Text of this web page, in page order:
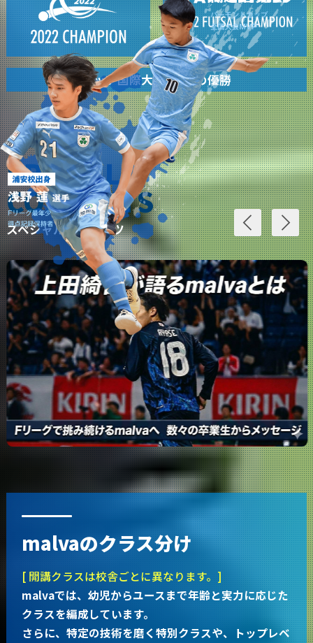
カップ国際大会で2度の優勝
SPECIAL
CONTENTS
スペシャルコンテンツ
malvaのクラス分け
[ 開講クラスは校舎ごとに異なります。]
malvaでは、幼児からユースまで年齢と実力に応じた
クラスを編成しています。
さらに、特定の技術を磨く特別クラスや、トップレベ